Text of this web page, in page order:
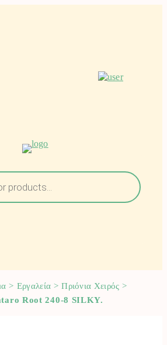
> Εργαλεία >Πριόνια Χειρός >
Root 240-8 SILKY.